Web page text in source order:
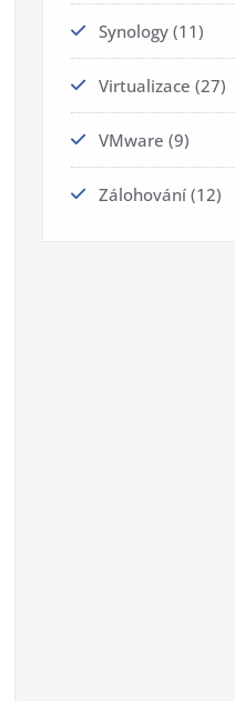
Synology (11)
Virtualizace (27)
VMware (9)
Zálohování (12)